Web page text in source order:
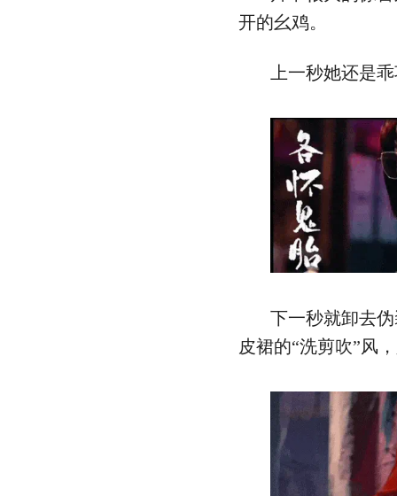
开的幺鸡。
上一秒她还是
下一秒就卸去
皮裙的“洗剪吹”风